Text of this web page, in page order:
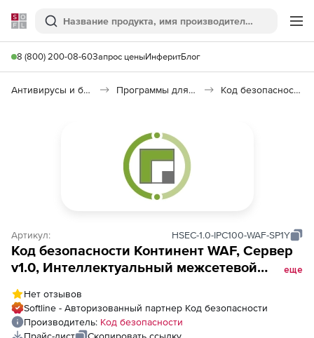
Softline
Поиск
8 (800) 200-08-60Запрос ценыИнферитБлог
Антивирусы и безопасность Программы для защиты информации Код безопасности: Континент WAF
Артикул: HSEC-1.0-IPC100-WAF-SP1Y
Код безопасности Континент WAF, Сервер
v1.0, Интеллектуальный межсетевой
Базовый), Платформа IPC-100
еще
Нет отзывов
Softline - Авторизованный партнер Код безопасности
Производитель: Код безопасности